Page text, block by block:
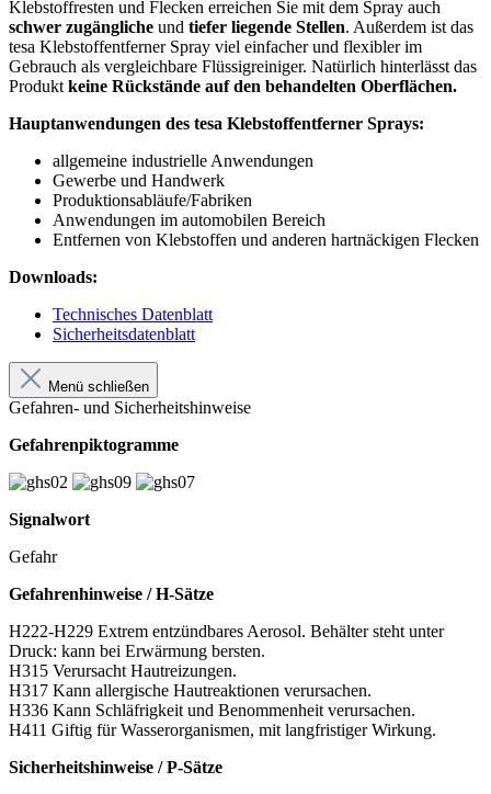
Klebstoffresten und Flecken erreichen Sie mit dem Spray auch
schwer zugängliche und tiefer liegende Stellen. Außerdem ist das
tesa Klebstoffentferner Spray viel einfacher und flexibler im
Gebrauch als vergleichbare Flüssigreiniger. Natürlich hinterlässt das
Produktkeine Rückstände auf den behandelten Oberflächen.
Hauptanwendungen des tesa Klebstoffentferner Sprays:
allgemeine industrielle Anwendungen
Gewerbe und Handwerk
Produktionsabläufe/Fabriken
Anwendungen im automobilen Bereich
Entfernen von Klebstoffen und anderen hartnäckigen Flecken
Downloads:
Technisches Datenblatt
Sicherheitsdatenblatt
Menü schließen
Gefahren- und Sicherheitshinweise
Gefahrenpiktogramme
Signalwort
Gefahr
Gefahrenhinweise / H-Sätze
H222-H229 Extrem entzündbares Aerosol. Behälter steht unter
Druck: kann bei Erwärmung bersten.
H315 Verursacht Hautreizungen.
H317 Kann allergische Hautreaktionen verursachen.
H336 Kann Schläfrigkeit und Benommenheit verursachen.
H411 Giftig für Wasserorganismen, mit langfristiger Wirkung.
Sicherheitshinweise / P-Sätze